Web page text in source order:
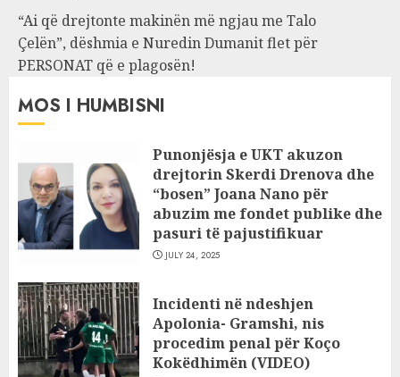
“Ai që drejtonte makinën më ngjau me Talo
Çelën”, dëshmia e Nuredin Dumanit flet për
PERSONAT që e plagosën!
MOS I HUMBISNI
Punonjësja e UKT akuzon
drejtorin Skerdi Drenova dhe
“bosen” Joana Nano për
abuzim me fondet publike dhe
pasuri të pajustifikuar
JULY 24, 2025
Incidenti në ndeshjen
Apolonia- Gramshi, nis
procedim penal për Koço
Kokëdhimën (VIDEO)